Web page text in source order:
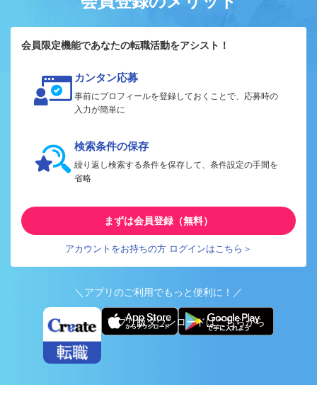
会員限定機能であなたの転職活動をアシスト！
カンタン応募
事前にプロフィールを登録しておくことで、応募時の
入力が簡単に
検索条件の保存
繰り返し検索する条件を保存して、条件設定の手間を
省略
まずは会員登録（無料）
アカウントをお持ちの方 ログインはこちら＞
＼アプリのご利用でもっと便利に！／
アプリ版ダウンロードはこちらから